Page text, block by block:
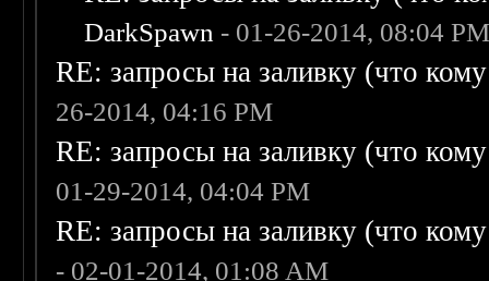
DarkSpawn - 01-26-2014, 08:04
RE: запросы на заливку (что
26-2014, 04:16 PM
RE: запросы на заливку (что
01-29-2014, 04:04 PM
RE: запросы на заливку (что
- 02-01-2014, 01:08 AM